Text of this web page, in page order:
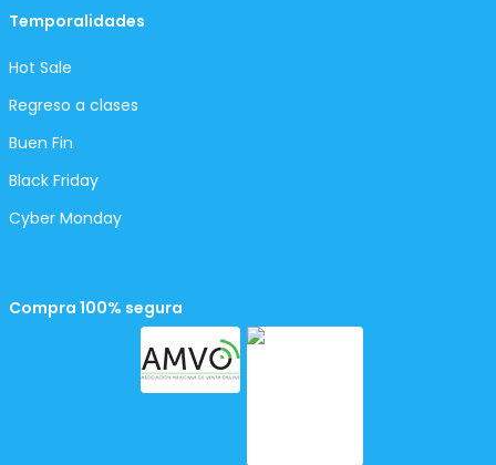
Temporalidades
Hot Sale
Regreso a clases
Buen Fin
Black Friday
Cyber Monday
Compra 100% segura